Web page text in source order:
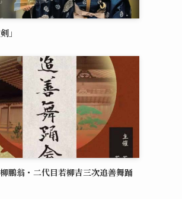
」
鵬翁・二代目若柳吉三次追善舞踊